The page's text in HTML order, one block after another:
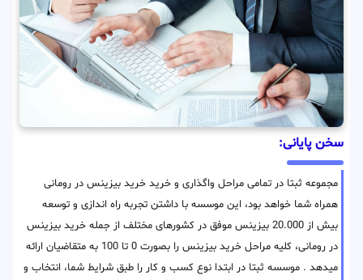
سخن پایانی:
مجموعه ثبتا در تمامی مراحل واگذاری و خرید خرید بیزینس در رومانی
همراه شما خواهد بود، این موسسه با داشتن تجربه راه اندازی و توسعه
بیش از 20.000 بیزینس موفق در کشورهای مختلف از جمله خرید بیزینس
در رومانی، کلیه مراحل خرید بیزینس را بصورت 0 تا 100 به متقاضیان ارائه
میدهد . موسسه ثبتا در ابتدا نوع کسب و کار را طبق شرایط شما، انتخاب و